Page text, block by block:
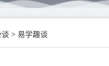
> 易学趣谈